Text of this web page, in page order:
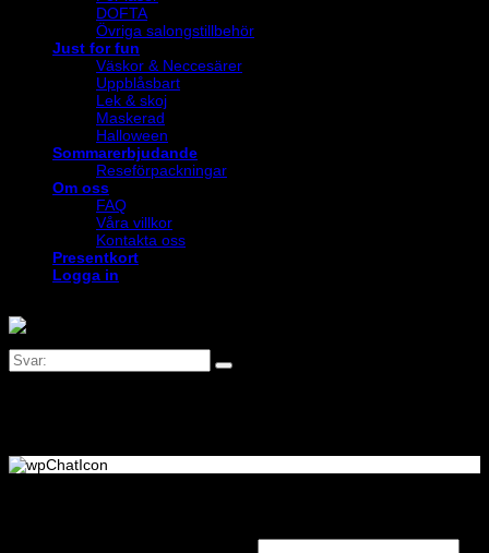
DOFTA
Övriga salongstillbehör
Just for fun
Väskor & Neccesärer
Uppblåsbart
Lek & skoj
Maskerad
Halloween
Sommarerbjudande
Reseförpackningar
Om oss
FAQ
Våra villkor
Kontakta oss
Presentkort
Logga in